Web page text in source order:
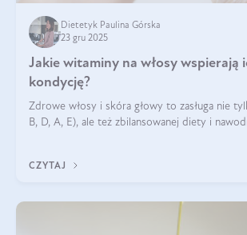
Dietetyk Paulina Górska
23 gru 2025
Jakie witaminy na włosy wspierają
kondycję?
Zdrowe włosy i skóra głowy to zasługa nie
B, D, A, E), ale też zbilansowanej diety i
CZYTAJ